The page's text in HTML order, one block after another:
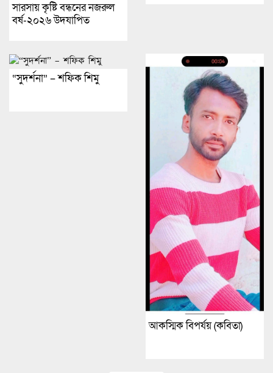
সারসায় কৃষ্টি বন্ধনের নজরুল
বর্ষ-২০২৬ উদযাপিত
“সুদর্শনা” – শফিক শিমু
আকস্মিক বিপর্যয় (কবিতা)